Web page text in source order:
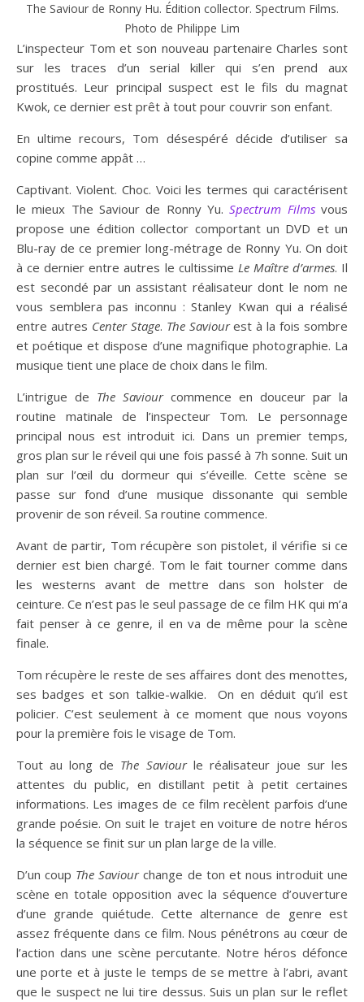
The Saviour de Ronny Hu. Édition collector. Spectrum Films.
Photo de Philippe Lim
L’inspecteur Tom et son nouveau partenaire Charles sont
sur les traces d’un serial killer qui s’en prend aux
prostitués. Leur principal suspect est le fils du magnat
Kwok, ce dernier est prêt à tout pour couvrir son enfant.
En ultime recours, Tom désespéré décide d’utiliser sa
copine comme appât …
Captivant. Violent. Choc. Voici les termes qui caractérisent
le mieux The Saviour de Ronny Yu.Spectrum Filmsvous
propose une édition collector comportant un DVD et un
Blu-ray de ce premier long-métrage de Ronny Yu. On doit
à ce dernier entre autres le cultissime Le Maître d’armes. Il
est secondé par un assistant réalisateur dont le nom ne
vous semblera pas inconnu : Stanley Kwan qui a réalisé
entre autres Center Stage. The Saviourest à la fois sombre
et poétique et dispose d’une magnifique photographie. La
musique tient une place de choix dans le film.
L’intrigue de The Saviourcommence en douceur par la
routine matinale de l’inspecteur Tom. Le personnage
principal nous est introduit ici. Dans un premier temps,
gros plan sur le réveil qui une fois passé à 7h sonne. Suit un
plan sur l’œil du dormeur qui s’éveille. Cette scène se
passe sur fond d’une musique dissonante qui semble
provenir de son réveil. Sa routine commence.
Avant de partir, Tom récupère son pistolet, il vérifie si ce
dernier est bien chargé. Tom le fait tourner comme dans
les westerns avant de mettre dans son holster de
ceinture. Ce n’est pas le seul passage de ce film HK qui m’a
fait penser à ce genre, il en va de même pour la scène
finale.
Tom récupère le reste de ses affaires dont des menottes,
ses badges et son talkie-walkie. On en déduit qu’il est
policier. C’est seulement à ce moment que nous voyons
pour la première fois le visage de Tom.
Tout au long de The Saviourle réalisateur joue sur les
attentes du public, en distillant petit à petit certaines
informations. Les images de ce film recèlent parfois d’une
grande poésie. On suit le trajet en voiture de notre héros
la séquence se finit sur un plan large de la ville.
D’un coup The Saviourchange de ton et nous introduit une
scène en totale opposition avec la séquence d’ouverture
d’une grande quiétude. Cette alternance de genre est
assez fréquente dans ce film. Nous pénétrons au cœur de
l’action dans une scène percutante. Notre héros défonce
une porte et à juste le temps de se mettre à l’abri, avant
que le suspect ne lui tire dessus. Suis un plan sur le reflet